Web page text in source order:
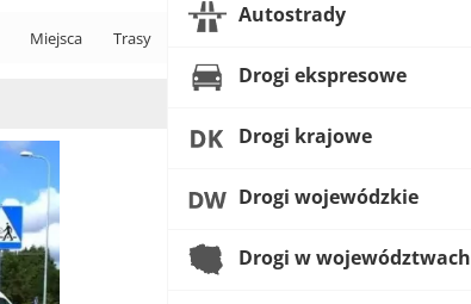
Miejsca Trasy
Autostrady
Drogi ekspresowe
Drogi krajowe
Drogi wojewódzkie
Drogi w województwach